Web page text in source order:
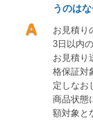
うのは
お見積り
3日以内
お見積り
格保証対
定しなお
商品状態
額対象と